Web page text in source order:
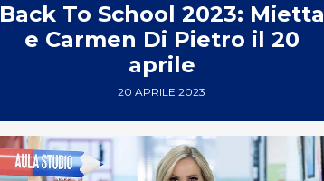
Back To School 2023: Mietta
e Carmen Di Pietro il 20
aprile
20 APRILE 2023